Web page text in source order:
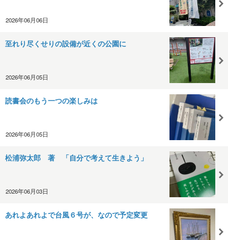
2026年06月06日
至れり尽くせりの設備が近くの公園に
2026年06月05日
読書会のもう一つの楽しみは
2026年06月05日
松浦弥太郎 著 「自分で考えて生きよう」
2026年06月03日
あれよあれよで台風６号が、なので予定変更